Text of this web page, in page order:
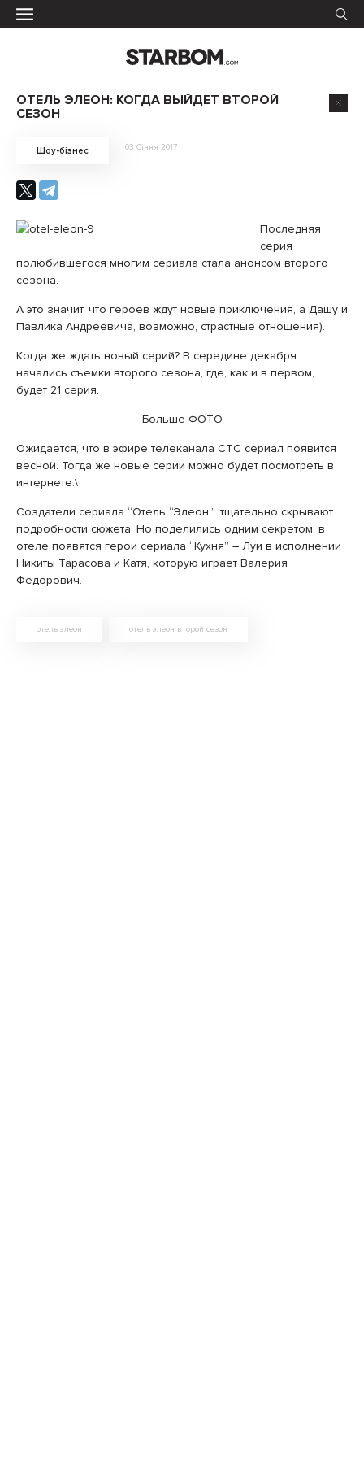
ОТЕЛЬ ЭЛЕОН: КОГДА ВЫЙДЕТ ВТОРОЙ
СЕЗОН
Шоу-бізнес 03 Січня 2017
Последняя
серия
полюбившегося многим сериала стала анонсом второго
сезона.
А это значит, что героев ждут новые приключения, а Дашу и
Павлика Андреевича, возможно, страстные отношения).
Когда же ждать новый серий? В середине декабря
начались съемки второго сезона, где, как и в первом,
будет 21 серия.
Больше ФОТО
Ожидается, что в эфире телеканала СТС сериал появится
весной. Тогда же новые серии можно будет посмотреть в
интернете.\
Создатели сериала “Отель “Элеон” тщательно скрывают
подробности сюжета. Но поделились одним секретом: в
отеле появятся герои сериала “Кухня” – Луи в исполнении
Никиты Тарасова и Катя, которую играет Валерия
Федорович.
отель элеон отель элеон второй сезон